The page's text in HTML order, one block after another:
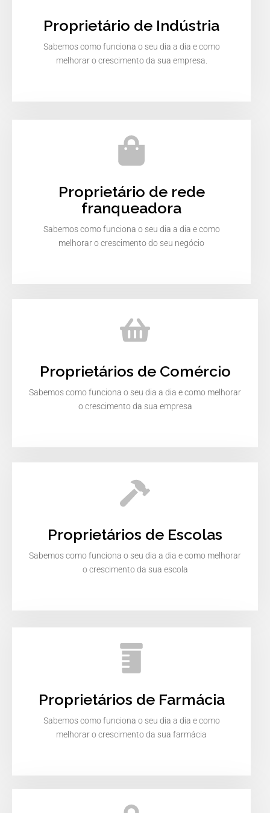
Proprietário de Indústria
Sabemos como funciona o seu dia a dia e como
melhorar o crescimento da sua empresa.
Proprietário de rede
franqueadora
Sabemos como funciona o seu dia a dia e como
melhorar o crescimento do seu negócio
Proprietários de Comércio
Sabemos como funciona o seu dia a dia e como melhorar
o crescimento da sua empresa
Proprietários de Escolas
Sabemos como funciona o seu dia a dia e como melhorar
o crescimento da sua escola
Proprietários de Farmácia
Sabemos como funciona o seu dia a dia e como
melhorar o crescimento da sua farmácia